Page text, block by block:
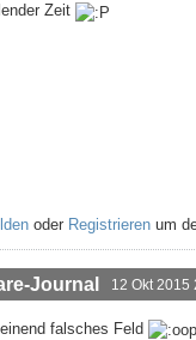
Zeit
oder Registrieren um
Journal 12 Okt 2015
falsches Feld